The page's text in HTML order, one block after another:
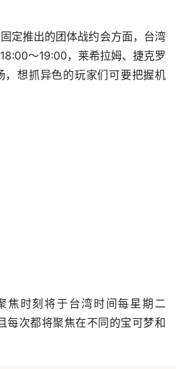
定推出的团体战约会方面，台湾
～19:00，莱希拉姆、捷克罗
，想抓异色的玩家们可要把握机
焦时刻将于台湾时间每星期二
每次都将聚焦在不同的宝可梦和